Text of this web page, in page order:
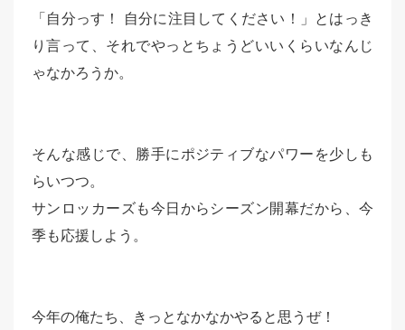
「自分っす！ 自分に注目してください！」とはっき
り言って、それでやっとちょうどいいくらいなんじ
ゃなかろうか。
そんな感じで、勝手にポジティブなパワーを少しも
らいつつ。
サンロッカーズも今日からシーズン開幕だから、今
季も応援しよう。
今年の俺たち、きっとなかなかやると思うぜ！